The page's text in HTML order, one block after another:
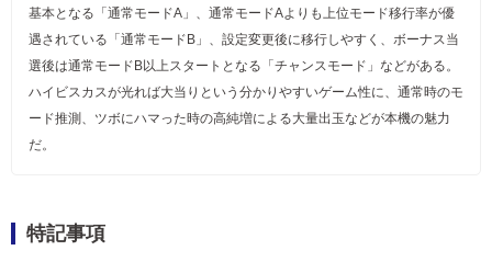
基本となる「通常モードA」、通常モードAよりも上位モード移行率が優
遇されている「通常モードB」、設定変更後に移行しやすく、ボーナス当
選後は通常モードB以上スタートとなる「チャンスモード」などがある。
ハイビスカスが光れば大当りという分かりやすいゲーム性に、通常時のモ
ード推測、ツボにハマった時の高純増による大量出玉などが本機の魅力
だ。
特記事項